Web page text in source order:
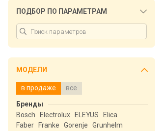
ПОДБОР ПО ПАРАМЕТРАМ
МОДЕЛИ
в продаже все
Бренды
Bosch
Electrolux ELEYUS
Elica
Faber
Franke Gorenje
Grunhelm